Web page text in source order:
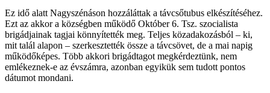
Ez idő alatt Nagyszénáson hozzáláttak a távcsőtubus elkészítéséhez.
Ezt az akkor a községben működő Október 6. Tsz. szocialista
brigádjainak tagjai könnyítették meg. Teljes közadakozásból – ki,
mit talál alapon – szerkesztették össze a távcsövet, de a mai napig
működőképes. Több akkori brigádtagot megkérdeztünk, nem
emlékeznek-e az évszámra, azonban egyikük sem tudott pontos
dátumot mondani.